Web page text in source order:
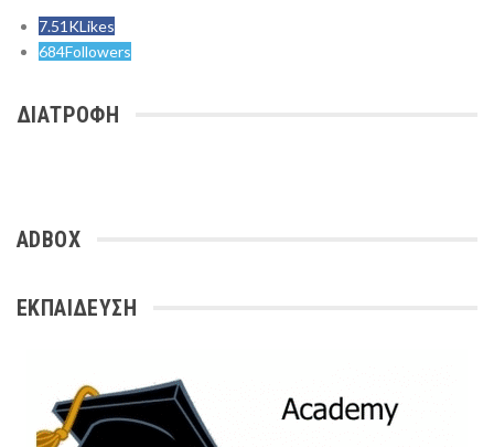
7.51KLikes
684Followers
ΔΙΑΤΡΟΦΗ
ADBOX
ΕΚΠΑΙΔΕΥΣΗ